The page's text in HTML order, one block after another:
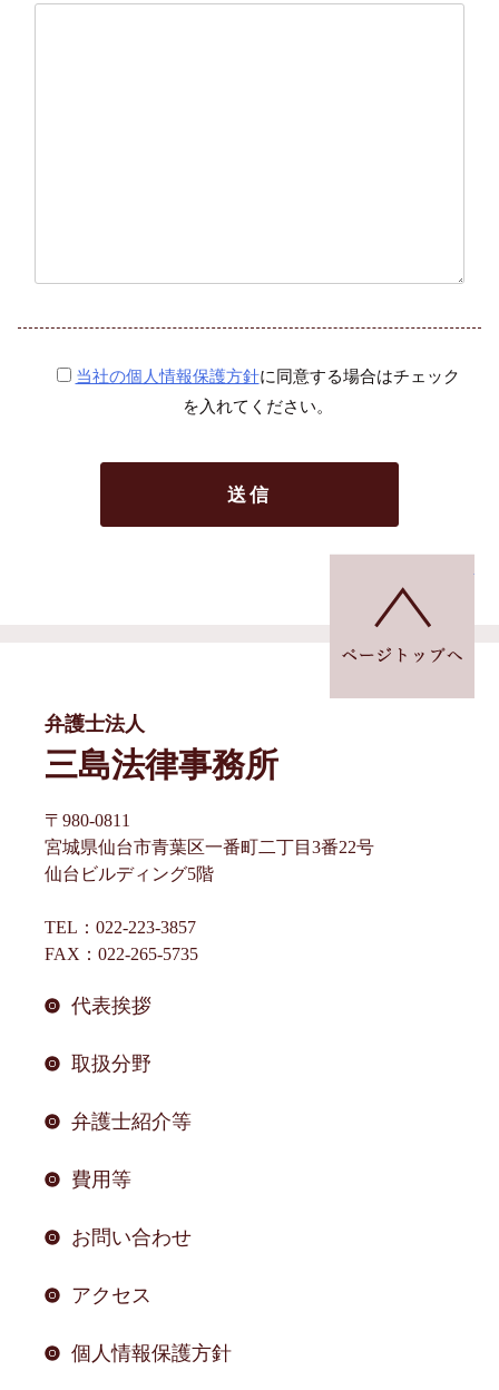
当社の個人情報保護方針に同意する場合はチェック
を入れてください。
弁護士法人
三島法律事務所
〒980-0811
宮城県仙台市青葉区一番町二丁目3番22号
仙台ビルディング5階
TEL：022-223-3857
FAX：022-265-5735
代表挨拶
取扱分野
弁護士紹介等
費用等
お問い合わせ
アクセス
個人情報保護方針